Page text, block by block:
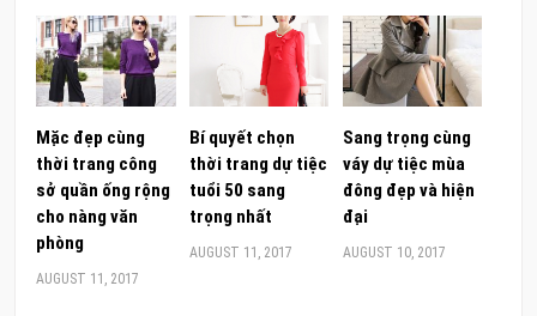
Mặc đẹp cùng
thời trang công
sở quần ống rộng
cho nàng văn
phòng
AUGUST 11, 2017
Bí quyết chọn
thời trang dự tiệc
tuổi 50 sang
trọng nhất
AUGUST 11, 2017
Sang trọng cùng
váy dự tiệc mùa
đông đẹp và hiện
đại
AUGUST 10, 2017